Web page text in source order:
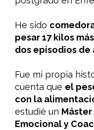
He sido
pesar 17 kilos
dos episodios de
Fue mi propia
cuenta que el
con la
estudié un
Emocional y